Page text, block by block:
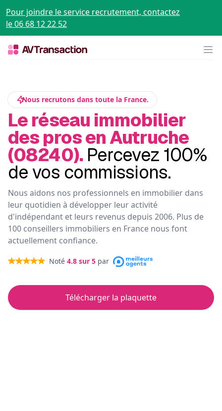
Pour joindre le service recrutement, contactez
le 06 68 12 22 52
Nous recrutons dans toute la France.
Le réseau immobilier
des pros en Autruche
(08240). Percevez 100%
de vos commissions.
Nous aidons nos professionnels en immobilier dans
leur quotidien à développer leur activité
d'indépendant et leurs revenus depuis 2006. Plus de
100 conseillers immobiliers en France nous font
actuellement confiance.
Noté 4.8 sur 5 par
Télécharger la plaquette